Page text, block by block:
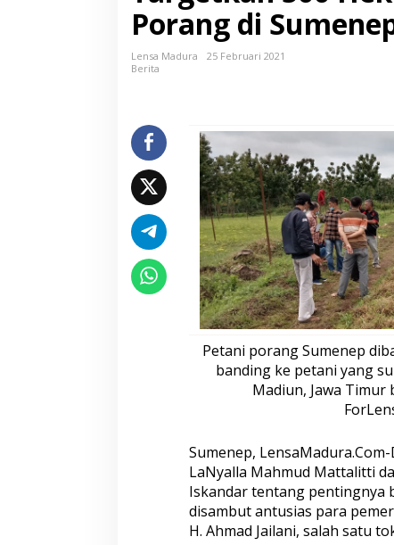
e
t
k
0
H
e
k
t
a
r
L
a
h
a
n
U
t
u
a
n
m
i
P
Porang di
Lensa Madura
25 Februari 2021
Berita
Petani porang Sumenep
banding ke petani yang
Madiun, Jawa Timur
Sumenep,
LaNyalla Mahmud Mattalitti
Iskandar tentang pentingnya
disambut antusias para
H. Ahmad Jailani, salah satu